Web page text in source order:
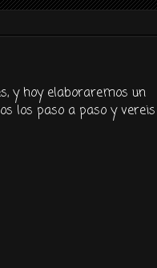
y hoy elaboraremos un
los paso a paso y vereis